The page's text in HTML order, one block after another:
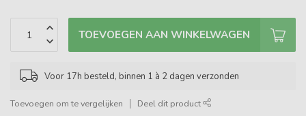
TOEVOEGEN AAN WINKELWAGEN
Voor 17h besteld, binnen 1 à 2 dagen verzonden
Toevoegen om te vergelijken Deel dit product